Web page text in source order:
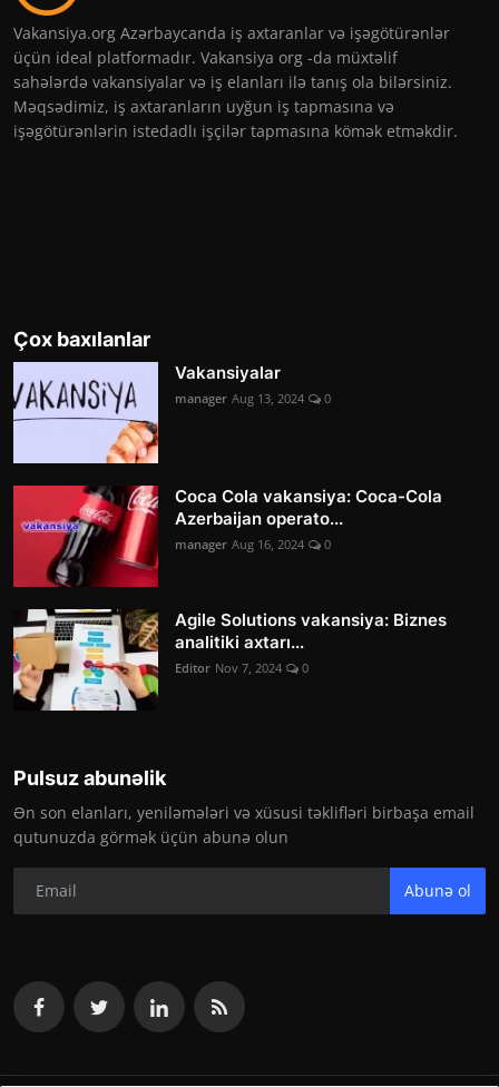
Vakansiya.org Azərbaycanda iş axtaranlar və işəgötürənlər
üçün ideal platformadır. Vakansiya org -da müxtəlif
sahələrdə vakansiyalar və iş elanları ilə tanış ola bilərsiniz.
Məqsədimiz, iş axtaranların uyğun iş tapmasına və
işəgötürənlərin istedadlı işçilər tapmasına kömək etməkdir.
Çox baxılanlar
Vakansiyalar
manager Aug 13, 2024 0
Coca Cola vakansiya: Coca-Cola
Azerbaijan operato...
manager Aug 16, 2024 0
Agile Solutions vakansiya: Biznes
analitiki axtarı...
Editor Nov 7, 2024 0
Pulsuz abunəlik
Ən son elanları, yeniləmələri və xüsusi təklifləri birbaşa email
qutunuzda görmək üçün abunə olun
Abunə ol